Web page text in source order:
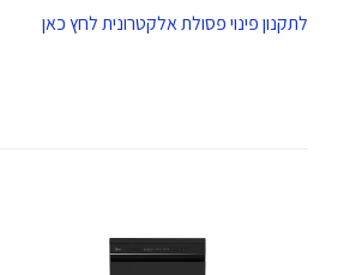
לתקנון פינוי פסולת אלקטרונית לחץ כאן